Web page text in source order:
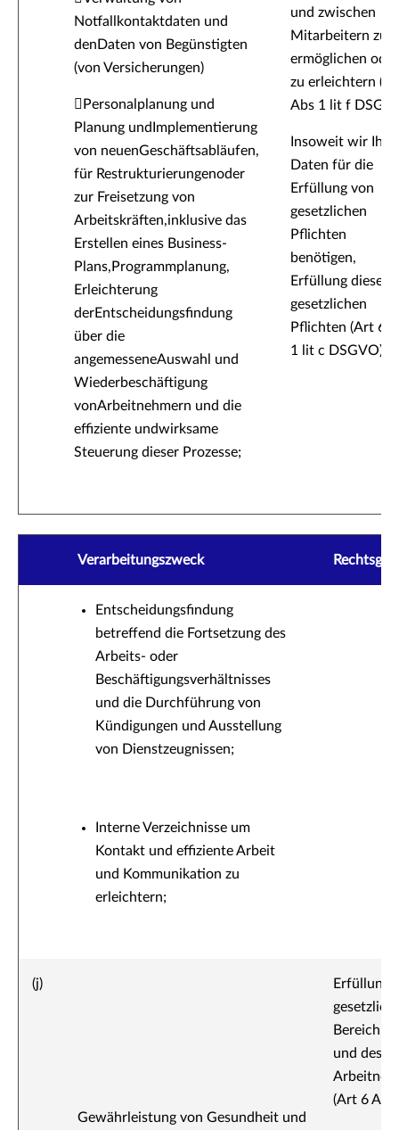
Notfallkontaktdaten und
denDaten von Begünstigten
(von Versicherungen)
Personalplanung und
Planung undImplementierung
von neuenGeschäftsabläufen,
für Restrukturierungenoder
zur Freisetzung von
Arbeitskräften,inklusive das
Erstellen eines Business-
Plans,Programmplanung,
Erleichterung
derEntscheidungsfindung
über die
angemesseneAuswahl und
Wiederbeschäftigung
vonArbeitnehmern und die
effiziente undwirksame
Steuerung dieser Prozesse;
und zwischen
Mitarbeitern zu
ermöglichen oder
zu erleichtern
Abs 1 lit f
Insoweit wir Ihre
Daten für die
Erfüllung von
gesetzlichen
Pflichten
benötigen,
Erfüllung dieser
gesetzlichen
Pflichten (Art 6
1 lit c DSGVO)
Verarbeitungszweck
Entscheidungsfindung
betreffend die Fortsetzung des
Arbeits- oder
Beschäftigungsverhältnisses
und die Durchführung von
Kündigungen und Ausstellung
von Dienstzeugnissen;
Interne Verzeichnisse um
Kontakt und effiziente Arbeit
und Kommunikation zu
erleichtern;
(j)
Gewährleistung von Gesundheit und
Erfüllung
Bereich
und des
(Art 6